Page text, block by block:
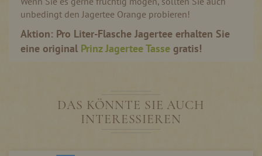
unbedingt den Jagertee Orange probieren!
Aktion: Pro Liter-Flasche Jagertee erhalten Sie
eine original Prinz Jagertee Tasse gratis!
DAS KÖNNTE SIE AUCH
INTERESSIEREN